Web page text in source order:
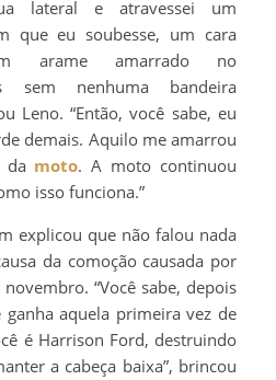
lateral e atravessei um
que eu soubesse, um cara
arame amarrado no
sem nenhuma bandeira
Leno. “Então, você sabe, eu
demais. Aquilo me amarrou
da moto. A moto continuou
isso funciona.”
explicou que não falou nada
da comoção causada por
“Você sabe, depois
aquela primeira vez de
é Harrison Ford, destruindo
a cabeça baixa”, brincou